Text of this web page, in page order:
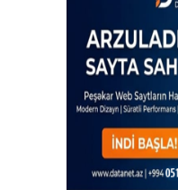
Ana Səhifə
Sual-Cavab
Qurani Kərim
Ünsiyyət (ÇAT)